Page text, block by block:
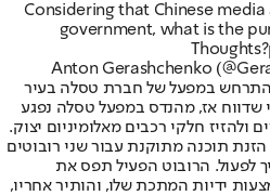
Considering that Chinese
government, what is the
Thoughts?
במפעל של חברת טסלה בעיר
שבטקסס בשנת 2021. כפי שדווח אז, מהנדס במפעל טסלה נפגע
חלקי רכבים מאלומיניום יצוק.
תוכנה מתוקנת עבור שני רובוטים
לפעול. הרובוט הפעיל תפס את
ידיות המתכת שלו, והותיר אחריו,